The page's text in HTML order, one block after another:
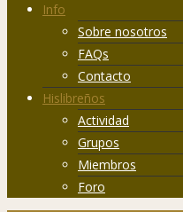
Info
Sobre nosotros
FAQs
Contacto
Hislibreños
Actividad
Grupos
Miembros
Foro